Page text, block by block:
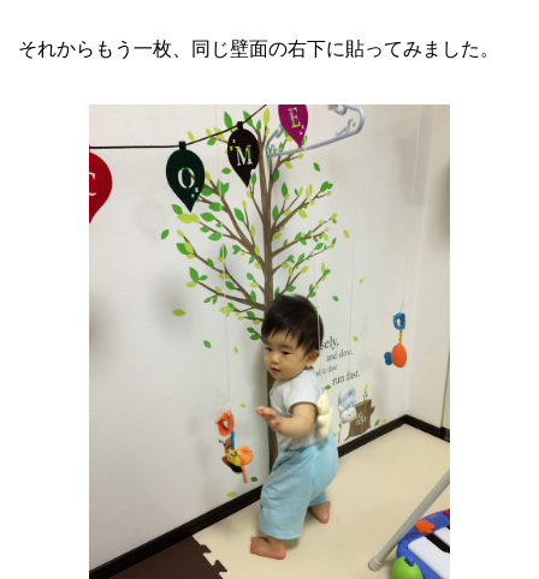
それからもう一枚、同じ壁面の右下に貼ってみました。